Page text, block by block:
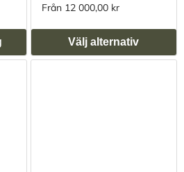
Från 12 000,00 kr
Välj alternativ